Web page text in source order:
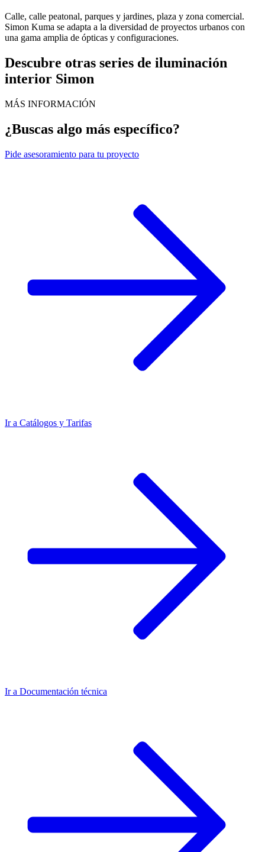
Calle, calle peatonal, parques y jardines, plaza y zona comercial.
Simon Kuma se adapta a la diversidad de proyectos urbanos con
una gama amplia de ópticas y configuraciones.
Descubre otras series de iluminación
interior Simon
MÁS INFORMACIÓN
¿Buscas algo más específico?
Pide asesoramiento para tu proyecto
Ir a Catálogos y Tarifas
Ir a Documentación técnica